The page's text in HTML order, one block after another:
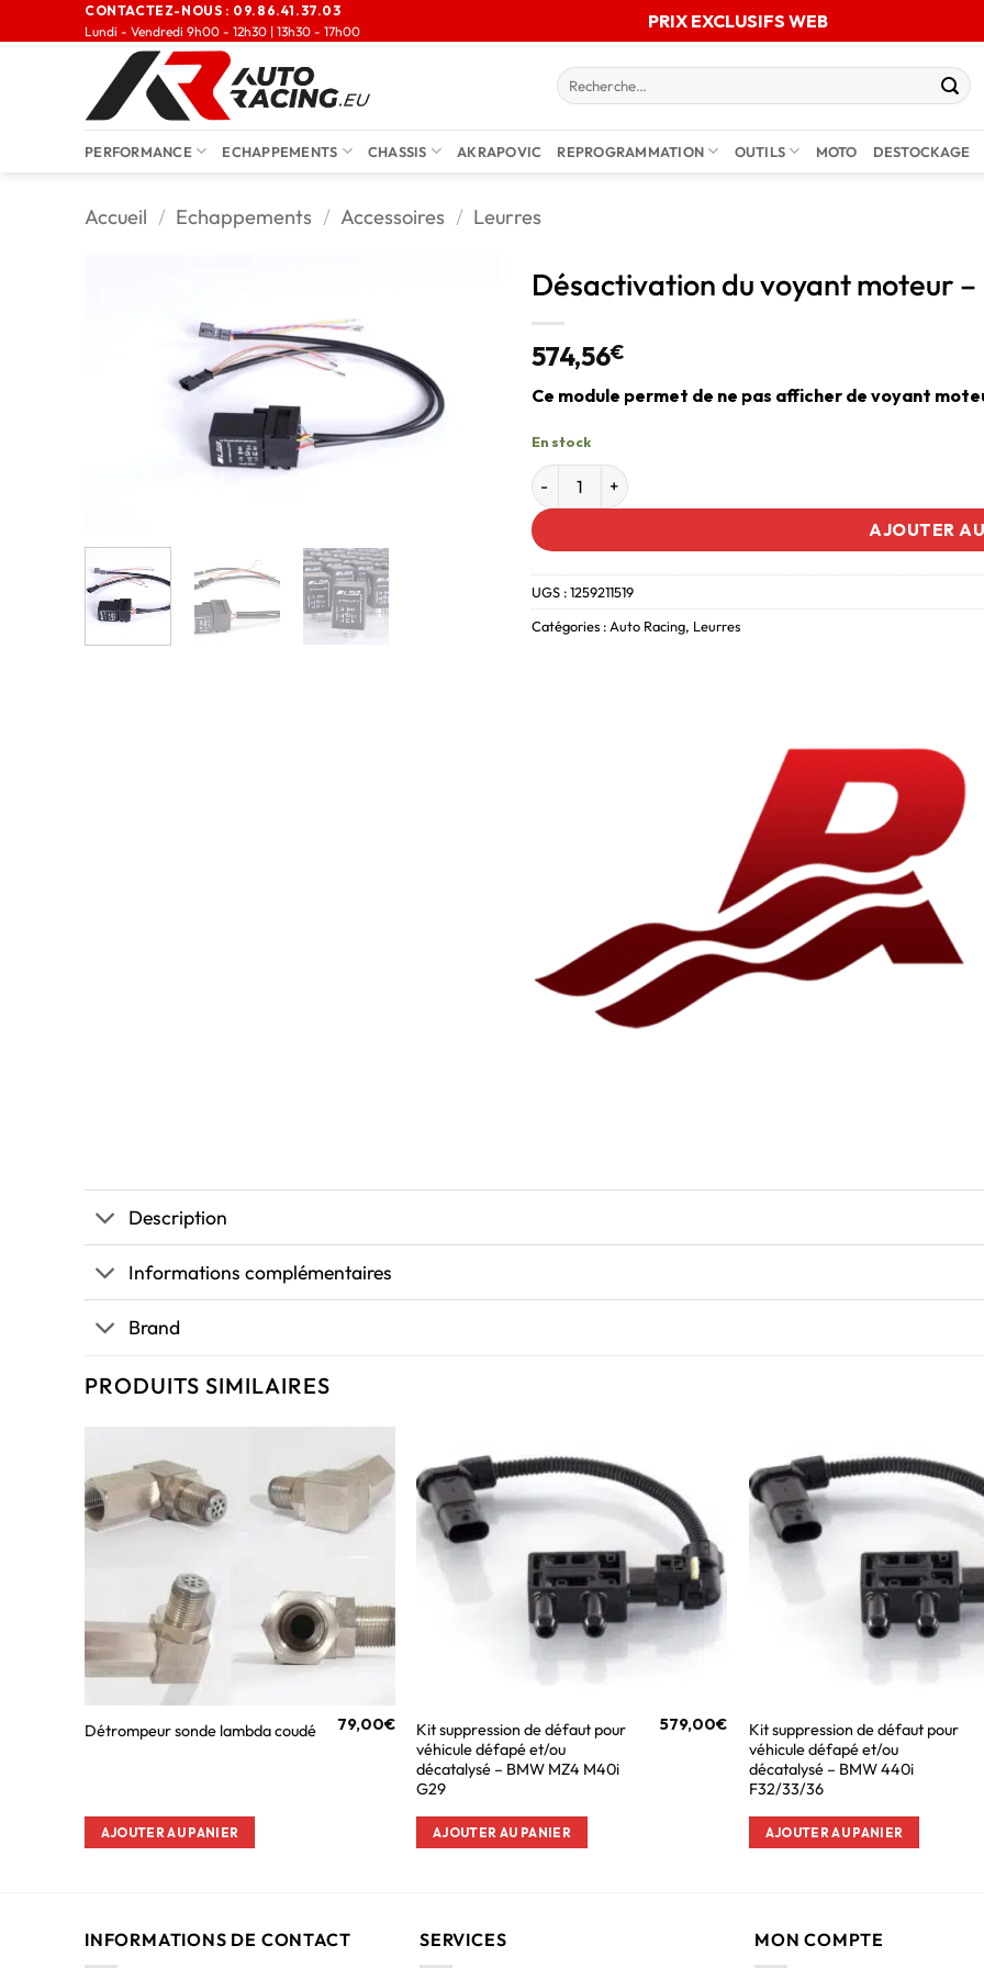
CONTACTEZ-NOUS : 09.86.41.37.03
Lundi - Vendredi 9h00 - 12h30 | 13h30 - 17h00
PRIX EXCLUSIFS WEB
PERFORMANCE ECHAPPEMENTS CHASSIS AKRAPOVIC REPROGRAMMATION OUTILS MOTO DESTOCKAGE
Accueil / Echappements / Accessoires / Leurres
Désactivation du voyant moteur –
574,56€
Ce module permet de ne pas afficher de voyant
En stock
AJOUTER
UGS :1259211519
Catégories : Auto Racing, Leurres
Description
Informations complémentaires
Brand
PRODUITS SIMILAIRES
Détrompeur sonde lambda coudé 79,00€
AJOUTER AU PANIER
Kit suppression de défaut pour
véhicule défapé et/ou
décatalysé – BMW MZ4 M40i
G29
579,00€
AJOUTER AU PANIER
Kit suppression de défaut pour
véhicule défapé et/ou
décatalysé – BMW 440i
F32/33/36
AJOUTER AU PANIER
INFORMATIONS DE CONTACT SERVICES MON COMPTE